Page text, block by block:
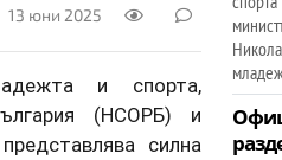
13 юни 2025
и спорта,
(НСОРБ) и
силна